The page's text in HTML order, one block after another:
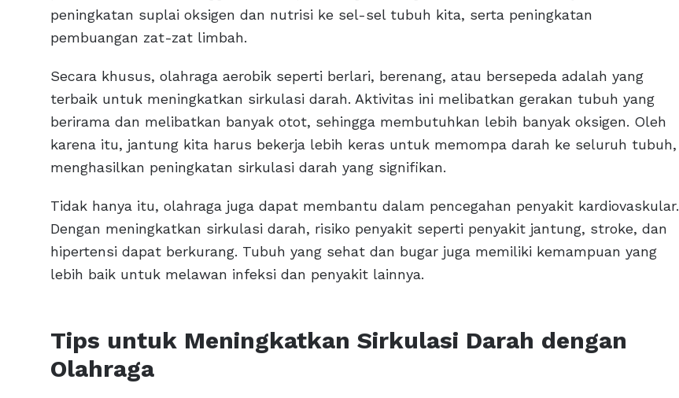
peningkatan suplai oksigen dan nutrisi ke sel-sel tubuh kita, serta peningkatan
pembuangan zat-zat limbah.
Secara khusus, olahraga aerobik seperti berlari, berenang, atau bersepeda adalah yang
terbaik untuk meningkatkan sirkulasi darah. Aktivitas ini melibatkan gerakan tubuh yang
berirama dan melibatkan banyak otot, sehingga membutuhkan lebih banyak oksigen. Oleh
karena itu, jantung kita harus bekerja lebih keras untuk memompa darah ke seluruh tubuh,
menghasilkan peningkatan sirkulasi darah yang signifikan.
Tidak hanya itu, olahraga juga dapat membantu dalam pencegahan penyakit kardiovaskular.
Dengan meningkatkan sirkulasi darah, risiko penyakit seperti penyakit jantung, stroke, dan
hipertensi dapat berkurang. Tubuh yang sehat dan bugar juga memiliki kemampuan yang
lebih baik untuk melawan infeksi dan penyakit lainnya.
Tips untuk Meningkatkan Sirkulasi Darah dengan
Olahraga